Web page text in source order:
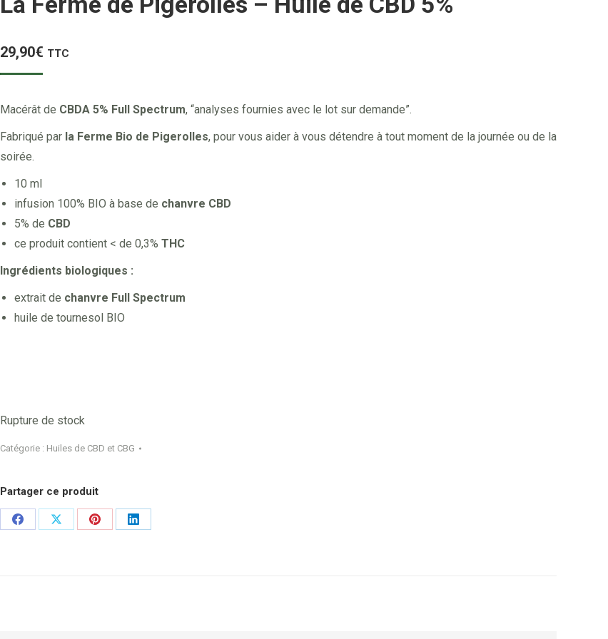
29,90€ TTC
Macérât de CBDA 5% Full Spectrum, “analyses fournies avec le lot sur demande”.
Fabriqué par la Ferme Bio de Pigerolles, pour vous aider à vous détendre à tout moment de la journée ou de la
soirée.
10 ml
infusion 100% BIO à base de chanvre CBD
5% de CBD
ce produit contient < de 0,3% THC
Ingrédients biologiques :
extrait de chanvre Full Spectrum
huile de tournesol BIO
Rupture de stock
Catégorie : Huiles de CBD et CBG
Partager ce produit
Share
Share
Share
Share